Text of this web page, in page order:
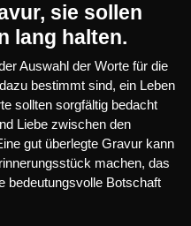
sie sollen
lang halten.
Auswahl der Worte für die
bestimmt sind, ein Leben
sollten sorgfältig bedacht
Liebe zwischen den
gut überlegte Gravur kann
machen, das
bedeutungsvolle Botschaft